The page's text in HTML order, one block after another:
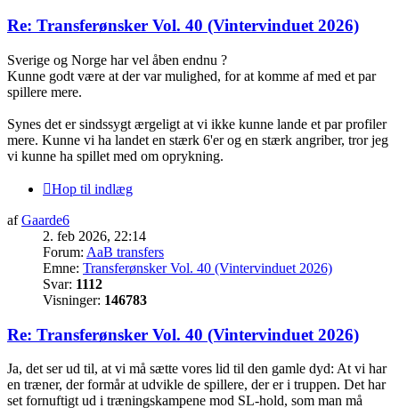
Re: Transferønsker Vol. 40 (Vintervinduet 2026)
Sverige og Norge har vel åben endnu ?
Kunne godt være at der var mulighed, for at komme af med et par
spillere mere.
Synes det er sindssygt ærgeligt at vi ikke kunne lande et par profiler
mere. Kunne vi ha landet en stærk 6'er og en stærk angriber, tror jeg
vi kunne ha spillet med om oprykning.
Hop til indlæg
afGaarde6
2. feb 2026, 22:14
Forum: AaB transfers
Emne: Transferønsker Vol. 40 (Vintervinduet 2026)
Svar: 1112
Visninger: 146783
Re: Transferønsker Vol. 40 (Vintervinduet 2026)
Ja, det ser ud til, at vi må sætte vores lid til den gamle dyd: At vi har
en træner, der formår at udvikle de spillere, der er i truppen. Det har
set fornuftigt ud i træningskampene mod SL-hold, som man må